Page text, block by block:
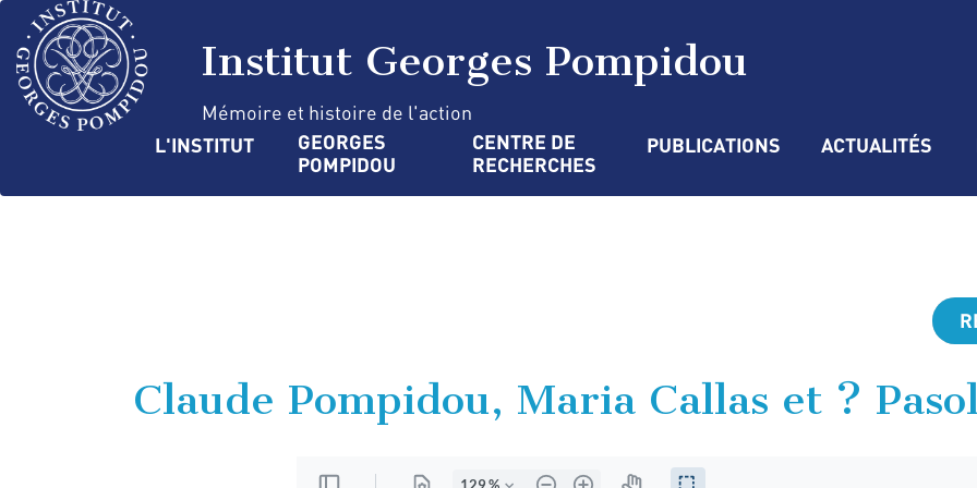
Aller
au
contenu
principal
Institut Georges Pompidou
Mémoire et histoire de l'action
Navigation
L'INSTITUT
GEORGES
POMPIDOU
CENTRE DE
RECHERCHES
PUBLICATIONS ACTUALITÉS
Claude Pompidou, Maria Callas et ?
Panneau de gestion des cookies